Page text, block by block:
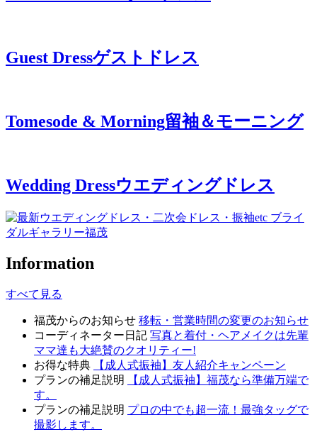
Guest Dressゲストドレス
Tomesode & Morning留袖＆モーニング
Wedding Dressウエディングドレス
Information
すべて見る
福茂からのお知らせ 移転・営業時間の変更のお知らせ
コーディネーター日記 写真と着付・ヘアメイクは先輩
ママ達も大絶賛のクオリティー!
お得な特典
【成人式振袖】友人紹介キャンペーン
プランの補足説明
【成人式振袖】福茂なら準備万端で
す。
プランの補足説明 プロの中でも超一流！最強タッグで
撮影します。